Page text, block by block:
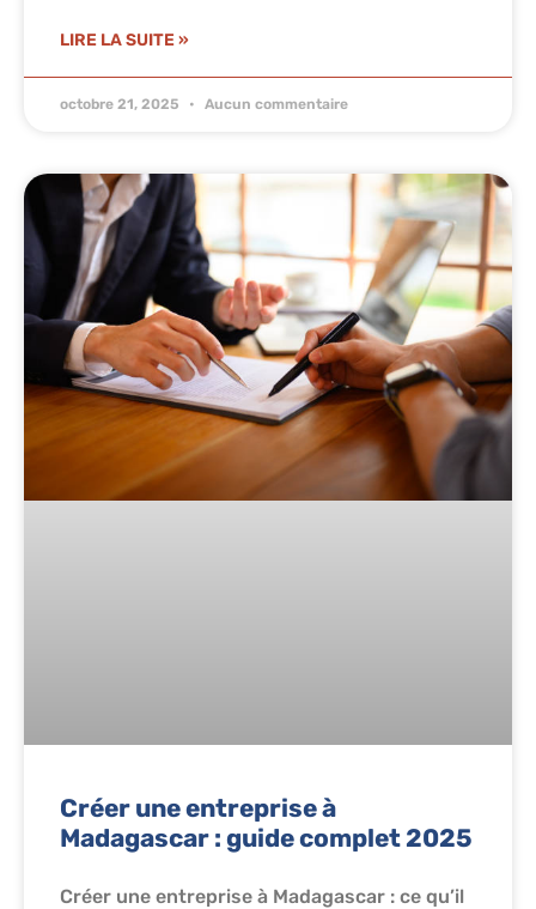
LIRE LA SUITE »
octobre 21, 2025 Aucun commentaire
Créer une entreprise à
Madagascar : guide complet 2025
Créer une entreprise à Madagascar : ce qu’il